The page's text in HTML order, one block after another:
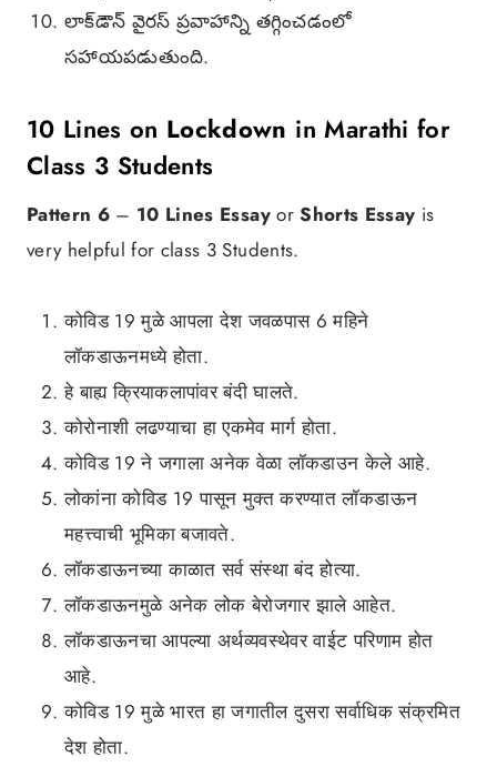
లాక్‌డౌన్ వైరస్ ప్రవాహాన్ని తగ్గించడంలో
సహాయపడుతుంది.
10 Lines on Lockdown in Marathi for
Class 3 Students
Pattern 6 – 10 Lines EssayorShorts Essay is
very helpful for class 3 Students.
कोविड 19 मुळे आपला देश जवळपास 6 महिने
लॉकडाऊनमध्ये होता.
हे बाह्य क्रियाकलापांवर बंदी घालते.
कोरोनाशी लढण्याचा हा एकमेव मार्ग होता.
कोविड 19 ने जगाला अनेक वेळा लॉकडाउन केले आहे.
लोकांना कोविड 19 पासून मुक्त करण्यात लॉकडाऊन
महत्त्वाची भूमिका बजावते.
लॉकडाऊनच्या काळात सर्व संस्था बंद होत्या.
लॉकडाऊनमुळे अनेक लोक बेरोजगार झाले आहेत.
लॉकडाऊनचा आपल्या अर्थव्यवस्थेवर वाईट परिणाम होत
आहे.
कोविड 19 मुळे भारत हा जगातील दुसरा सर्वाधिक संक्रमित
देश होता.